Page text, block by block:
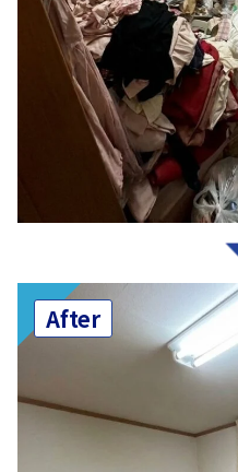
After